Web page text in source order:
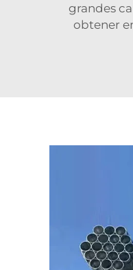
grandes
obtener